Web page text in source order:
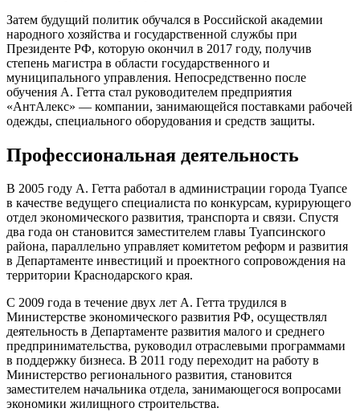
Затем будущий политик обучался в Российской академии
народного хозяйства и государственной службы при
Президенте РФ, которую окончил в 2017 году, получив
степень магистра в области государственного и
муниципального управления. Непосредственно после
обучения А. Гетта стал руководителем предприятия
«АнтАлекс» — компании, занимающейся поставками рабочей
одежды, специального оборудования и средств защиты.
Профессиональная деятельность
В 2005 году А. Гетта работал в администрации города Туапсе
в качестве ведущего специалиста по конкурсам, курирующего
отдел экономического развития, транспорта и связи. Спустя
два года он становится заместителем главы Туапсинского
района, параллельно управляет комитетом реформ и развития
в Департаменте инвестиций и проектного сопровождения на
территории Краснодарского края.
С 2009 года в течение двух лет А. Гетта трудился в
Министерстве экономического развития РФ, осуществлял
деятельность в Департаменте развития малого и среднего
предпринимательства, руководил отраслевыми программами
в поддержку бизнеса. В 2011 году переходит на работу в
Министерство регионального развития, становится
заместителем начальника отдела, занимающегося вопросами
экономики жилищного строительства.